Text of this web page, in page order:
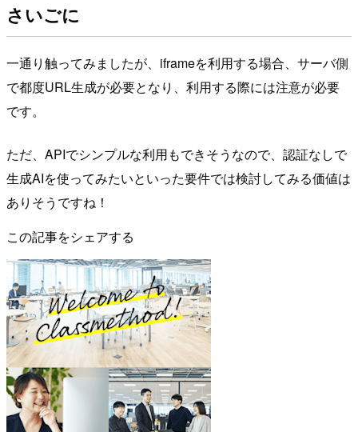
さいごに
一通り触ってみましたが、iframeを利用する場合、サーバ側
で都度URL生成が必要となり、利用する際には注意が必要
です。
ただ、APIでシンプルな利用もできそうなので、認証なしで
生成AIを使ってみたいといった要件では検討してみる価値は
ありそうですね！
この記事をシェアする